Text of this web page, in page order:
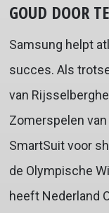
GOUD DOOR
Samsung helpt
succes. Als
van
Zomerspelen
SmartSuit voor
de Olympische
heeft Nederland